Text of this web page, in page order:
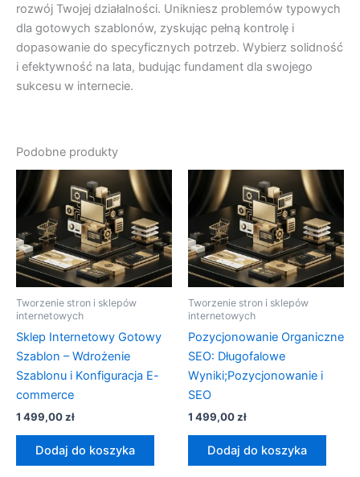
rozwój Twojej działalności. Unikniesz problemów typowych
dla gotowych szablonów, zyskując pełną kontrolę i
dopasowanie do specyficznych potrzeb. Wybierz solidność
i efektywność na lata, budując fundament dla swojego
sukcesu w internecie.
Podobne produkty
Tworzenie stron i sklepów
internetowych
Sklep Internetowy Gotowy
Szablon – Wdrożenie
Szablonu i Konfiguracja E-
commerce
1 499,00zł
Dodaj do koszyka
Tworzenie stron i sklepów
internetowych
Pozycjonowanie Organiczne
SEO: Długofalowe
Wyniki;Pozycjonowanie i
SEO
1 499,00zł
Dodaj do koszyka